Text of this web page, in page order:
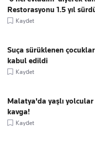
Restorasyonu 1.5 yıl
Kaydet
Suça sürüklenen
kabul edildi
Kaydet
Malatya'da yaşlı
kavga!
Kaydet